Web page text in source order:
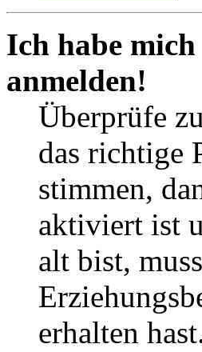
Ich habe
anmelden!
Überprüfe
das richtige
stimmen,
aktiviert ist
alt bist,
erhalten